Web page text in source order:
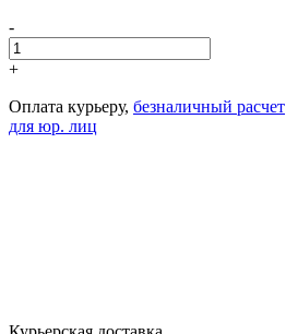
-
+
Оплата курьеру, безналичный расчет
для юр. лиц